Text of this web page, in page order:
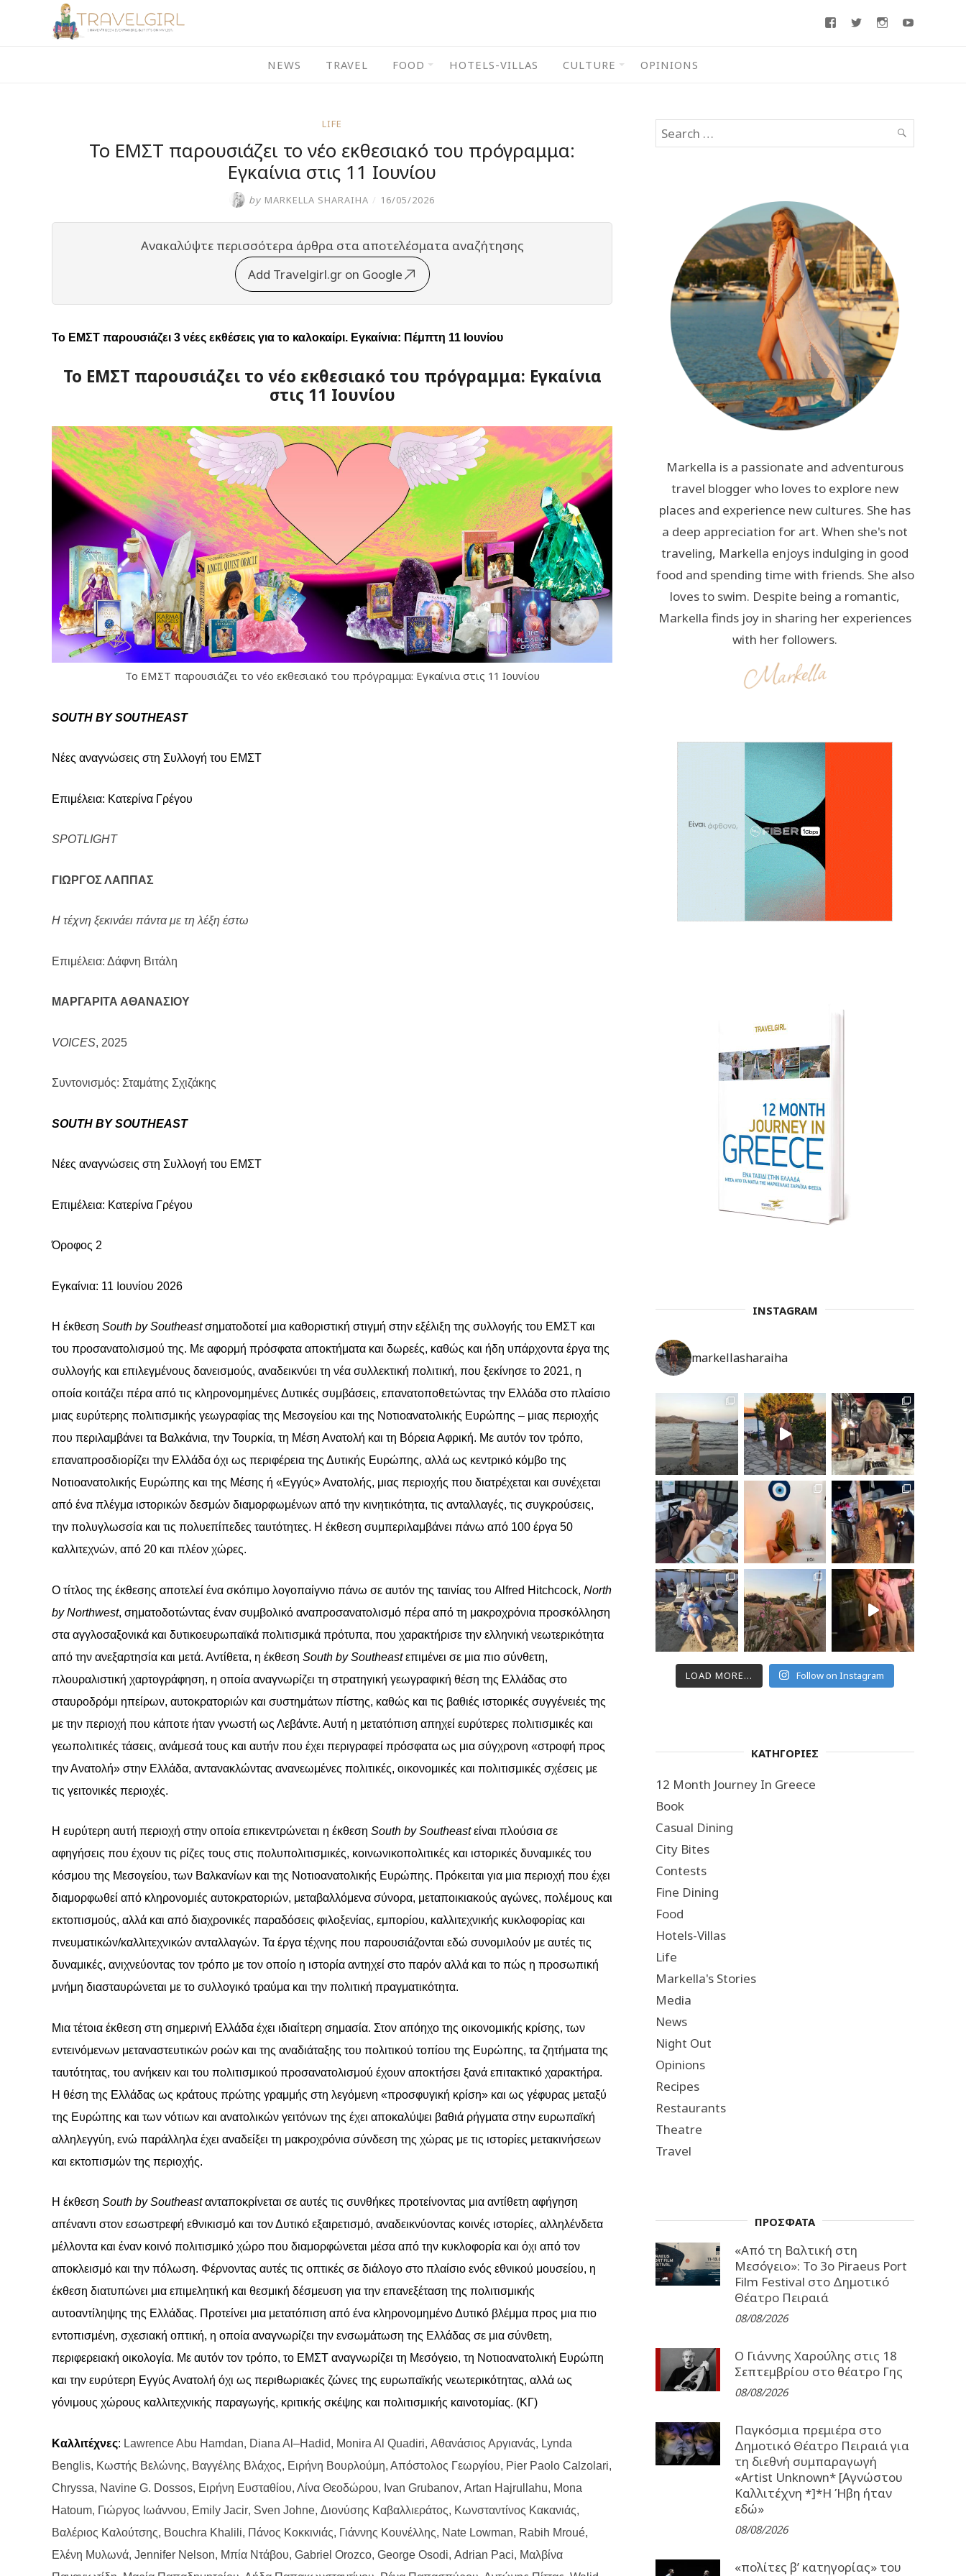
FacebookTwitterInstagram
NEWS TRAVEL FOOD HOTELS-VILLAS CULTURE OPINIONS
LIFE
Το ΕΜΣΤ παρουσιάζει το νέο εκθεσιακό του πρόγραμμα:
Εγκαίνια στις 11 Ιουνίου
by MARKELLA SHARAIHA / 16/05/2026
Ανακαλύψτε περισσότερα άρθρα στα αποτελέσματα αναζήτησης
Add Travelgirl.gr on Google
Το ΕΜΣΤ παρουσιάζει 3 νέες εκθέσεις για το καλοκαίρι. Εγκαίνια: Πέμπτη 11 Ιουνίου
Το ΕΜΣΤ παρουσιάζει το νέο εκθεσιακό του πρόγραμμα: Εγκαίνια
στις 11 Ιουνίου
Το ΕΜΣΤ παρουσιάζει το νέο εκθεσιακό του πρόγραμμα: Εγκαίνια στις 11 Ιουνίου
SOUTH BY SOUTHEAST
Νέες αναγνώσεις στη Συλλογή του ΕΜΣΤ
Επιμέλεια: Kατερίνα Γρέγου
SPOTLIGHT
ΓΙΩΡΓΟΣ ΛΑΠΠΑΣ
Η τέχνη ξεκινάει πάντα με τη λέξη έστω
Επιμέλεια: Δάφνη Βιτάλη
ΜΑΡΓΑΡΙΤΑ ΑΘΑΝΑΣΙΟΥ
VOICES, 2025
Συντονισμός: Σταμάτης Σχιζάκης
SOUTH BY SOUTHEAST
Νέες αναγνώσεις στη Συλλογή του ΕΜΣΤ
Επιμέλεια: Kατερίνα Γρέγου
Όροφος 2
Εγκαίνια: 11 Ioυνίου 2026
Η έκθεση South by Southeastσηματοδοτεί μια καθοριστική στιγμή στην εξέλιξη της συλλογής του EMΣT και
του προσανατολισμού της. Με αφορμή πρόσφατα αποκτήματα και δωρεές, καθώς και ήδη υπάρχοντα έργα της
συλλογής και επιλεγμένους δανεισμούς, αναδεικνύει τη νέα συλλεκτική πολιτική, που ξεκίνησε το 2021, η
οποία κοιτάζει πέρα από τις κληρονομημένες Δυτικές συμβάσεις, επανατοποθετώντας την Ελλάδα στο πλαίσιο
μιας ευρύτερης πολιτισμικής γεωγραφίας της Μεσογείου και της Νοτιοανατολικής Ευρώπης – μιας περιοχής
που περιλαμβάνει τα Βαλκάνια, την Τουρκία, τη Μέση Ανατολή και τη Βόρεια Αφρική. Με αυτόν τον τρόπο,
επαναπροσδιορίζει την Ελλάδα όχι ως περιφέρεια της Δυτικής Ευρώπης, αλλά ως κεντρικό κόμβο της
Νοτιοανατολικής Ευρώπης και της Μέσης ή «Εγγύς» Ανατολής, μιας περιοχής που διατρέχεται και συνέχεται
από ένα πλέγμα ιστορικών δεσμών διαμορφωμένων από την κινητικότητα, τις ανταλλαγές, τις συγκρούσεις,
την πολυγλωσσία και τις πολυεπίπεδες ταυτότητες. H έκθεση συμπεριλαμβάνει πάνω από 100 έργα 50
καλλιτεχνών, από 20 και πλέον χώρες.
Ο τίτλος της έκθεσης αποτελεί ένα σκόπιμο λογοπαίγνιο πάνω σε αυτόν της ταινίας του Alfred Hitchcock, North
by Northwest, σηματοδοτώντας έναν συμβολικό αναπροσανατολισμό πέρα από τη μακροχρόνια προσκόλληση
στα αγγλοσαξονικά και δυτικοευρωπαϊκά πολιτισμικά πρότυπα, που χαρακτήρισε την ελληνική νεωτερικότητα
από την ανεξαρτησία και μετά. Αντίθετα, η έκθεση South by Southeastεπιμένει σε μια πιο σύνθετη,
πλουραλιστική χαρτογράφηση, η οποία αναγνωρίζει τη στρατηγική γεωγραφική θέση της Ελλάδας στο
σταυροδρόμι ηπείρων, αυτοκρατοριών και συστημάτων πίστης, καθώς και τις βαθιές ιστορικές συγγένειές της
με την περιοχή που κάποτε ήταν γνωστή ως Λεβάντε. Αυτή η μετατόπιση απηχεί ευρύτερες πολιτισμικές και
γεωπολιτικές τάσεις, ανάμεσά τους και αυτήν που έχει περιγραφεί πρόσφατα ως μια σύγχρονη «στροφή προς
την Ανατολή» στην Ελλάδα, αντανακλώντας ανανεωμένες πολιτικές, οικονομικές και πολιτισμικές σχέσεις με
τις γειτονικές περιοχές.
Η ευρύτερη αυτή περιοχή στην οποία επικεντρώνεται η έκθεση South by Southeastείναι πλούσια σε
αφηγήσεις που έχουν τις ρίζες τους στις πολυπολιτισμικές, κοινωνικοπολιτικές και ιστορικές δυναμικές του
κόσμου της Μεσογείου, των Βαλκανίων και της Νοτιοανατολικής Ευρώπης. Πρόκειται για μια περιοχή που έχει
διαμορφωθεί από κληρονομιές αυτοκρατοριών, μεταβαλλόμενα σύνορα, μεταποικιακούς αγώνες, πολέμους και
εκτοπισμούς, αλλά και από διαχρονικές παραδόσεις φιλοξενίας, εμπορίου, καλλιτεχνικής κυκλοφορίας και
πνευματικών/καλλιτεχνικών ανταλλαγών. Τα έργα τέχνης που παρουσιάζονται εδώ συνομιλούν με αυτές τις
δυναμικές, ανιχνεύοντας τον τρόπο με τον οποίο η ιστορία αντηχεί στο παρόν αλλά και το πώς η προσωπική
μνήμη διασταυρώνεται με το συλλογικό τραύμα και την πολιτική πραγματικότητα.
Μια τέτοια έκθεση στη σημερινή Ελλάδα έχει ιδιαίτερη σημασία. Στον απόηχο της οικονομικής κρίσης, των
εντεινόμενων μεταναστευτικών ροών και της αναδιάταξης του πολιτικού τοπίου της Ευρώπης, τα ζητήματα της
ταυτότητας, του ανήκειν και του πολιτισμικού προσανατολισμού έχουν αποκτήσει ξανά επιτακτικό χαρακτήρα.
Η θέση της Ελλάδας ως κράτους πρώτης γραμμής στη λεγόμενη «προσφυγική κρίση» και ως γέφυρας μεταξύ
της Ευρώπης και των νότιων και ανατολικών γειτόνων της έχει αποκαλύψει βαθιά ρήγματα στην ευρωπαϊκή
αλληλεγγύη, ενώ παράλληλα έχει αναδείξει τη μακροχρόνια σύνδεση της χώρας με τις ιστορίες μετακινήσεων
και εκτοπισμών της περιοχής.
Η έκθεση South by Southeastανταποκρίνεται σε αυτές τις συνθήκες προτείνοντας μια αντίθετη αφήγηση
απέναντι στον εσωστρεφή εθνικισμό και τον Δυτικό εξαιρετισμό, αναδεικνύοντας κοινές ιστορίες, αλληλένδετα
μέλλοντα και έναν κοινό πολιτισμικό χώρο που διαμορφώνεται μέσα από την κυκλοφορία και όχι από τον
αποκλεισμό και την πόλωση. Φέρνοντας αυτές τις οπτικές σε διάλογο στο πλαίσιο ενός εθνικού μουσείου, η
έκθεση διατυπώνει μια επιμελητική και θεσμική δέσμευση για την επανεξέταση της πολιτισμικής
αυτοαντίληψης της Ελλάδας. Προτείνει μια μετατόπιση από ένα κληρονομημένο Δυτικό βλέμμα προς μια πιο
εντοπισμένη, σχεσιακή οπτική, η οποία αναγνωρίζει την ενσωμάτωση της Ελλάδας σε μια σύνθετη,
περιφερειακή οικολογία. Με αυτόν τον τρόπο, το EMΣT αναγνωρίζει τη Μεσόγειο, τη Νοτιοανατολική Ευρώπη
και την ευρύτερη Εγγύς Ανατολή όχι ως περιθωριακές ζώνες της ευρωπαϊκής νεωτερικότητας, αλλά ως
γόνιμους χώρους καλλιτεχνικής παραγωγής, κριτικής σκέψης και πολιτισμικής καινοτομίας. (KΓ)
Kαλλιτέχνες: Lawrence Abu Hamdan, Diana Al –Hadid, Monira Al Quadiri, Αθανάσιος Αργιανάς, Lynda
Benglis, Κωστής Βελώνης, Βαγγέλης Βλάχος, Ειρήνη Βουρλούμη, Απόστολος Γεωργίου, Pier Paolo Calzolari,
Chryssa, Navine G. Dossos, Ειρήνη Ευσταθίου, Λίνα Θεοδώρου, Ivan Grubanov, Artan Hajrullahu, Mona
Hatoum, Γιώργος Ιωάννου, Emily Jacir, Sven Johne, Διονύσης Καβαλλιεράτος, Κωνσταντίνος Κακανιάς,
Βαλέριος Καλούτσης, Bouchra Khalili, Πάνος Κοκκινιάς, Γιάννης Κουνέλλης, Nate Lowman, Rabih Mroué,
Ελένη Μυλωνά, Jennifer Nelson, Μπία Ντάβου, Gabriel Orozco, George Osodi, Adrian Paci, Μαλβίνα
Search
for:
SEARCH
Markella is a passionate and adventurous
travel blogger who loves to explore new
places and experience new cultures. She has
a deep appreciation for art. When she's not
traveling, Markella enjoys indulging in good
food and spending time with friends. She also
loves to swim. Despite being a romantic,
Markella finds joy in sharing her experiences
with her followers.
INSTAGRAM
markellasharaiha
LOAD MORE... Follow on Instagram
ΚΑΤΗΓΟΡΙΕΣ
12 Month Journey In Greece
Book
Casual Dining
City Bites
Contests
Fine Dining
Food
Hotels-Villas
Life
Markella's Stories
Media
News
Night Out
Opinions
Recipes
Restaurants
Theatre
Travel
ΠΡΟΣΦΑΤΑ
«Από τη Βαλτική στη
Μεσόγειο»: Το 3o Piraeus Port
Film Festival στο Δημοτικό
Θέατρο Πειραιά
08/08/2026
Ο Γιάννης Χαρούλης στις 18
Σεπτεμβρίου στο θέατρο Γης
08/08/2026
Παγκόσμια πρεμιέρα στο
Δημοτικό Θέατρο Πειραιά για
τη διεθνή συμπαραγωγή
«Artist Unknown* [Αγνώστου
Καλλιτέχνη *]*Η Ήβη ήταν
εδώ»
08/08/2026
«πολίτες β’ κατηγορίας» του